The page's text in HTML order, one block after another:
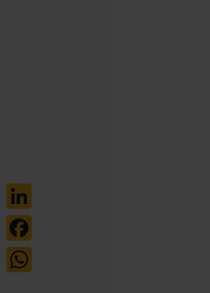
LinkedIn
Facebook